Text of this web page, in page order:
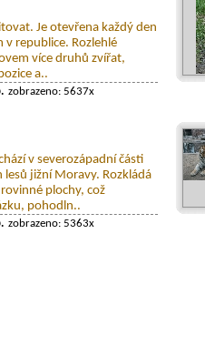
Je otevřena každý den
republice. Rozlehlé
více druhů zvířat,
a..
zobrazeno: 5637x
v severozápadní části
jižní Moravy. Rozkládá
plochy, což
pohodln..
zobrazeno: 5363x